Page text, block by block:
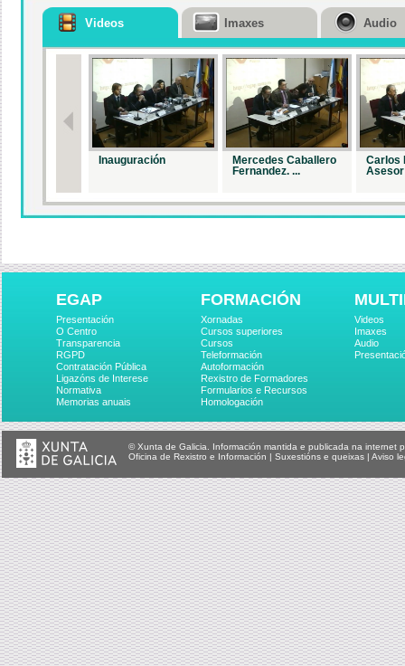
Videos
Inauguración
Mercedes Caballero
Fernandez. ...
Carlos
Asesor
Imaxes Audio
EGAP
Presentación
O Centro
Transparencia
RGPD
Contratación Pública
Ligazóns de Interese
Normativa
Memorias anuais
FORMACIÓN
Xornadas
Cursos superiores
Cursos
Teleformación
Autoformación
Rexistro de Formadores
Formularios e Recursos
Homologación
Videos
Imaxes
Audio
© Xunta de Galicia. Información mantida e publicada na internet
Oficina de Rexistro e Información | Suxestións e queixas | Aviso